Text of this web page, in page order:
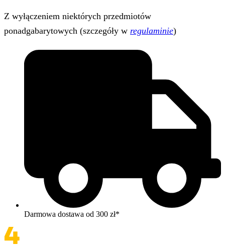
Z wyłączeniem niektórych przedmiotów
ponadgabarytowych (szczegóły w regulaminie)
Darmowa dostawa od 300 zł*